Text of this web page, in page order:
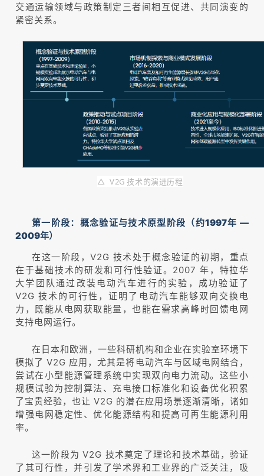
交通运输领域与政策制定三者间相互促进、共同演变的
紧密关系。
△ V2G 技术的演进历程
第一阶段：概念验证与技术原型阶段（约1997年 —
2009年）
在这一阶段，V2G 技术处于概念验证的初期，重点
在于基础技术的研发和可行性验证。2007 年，特拉华
大学团队通过改装电动汽车进行的实验，成功验证了
V2G 技术的可行性，证明了电动汽车能够双向交换电
力，既能从电网获取能量，也能在需求高峰时回馈电网
支持电网运行。
在日本和欧洲，一些科研机构和企业在实验室环境下
模拟了 V2G 应用，尤其是将电动汽车与区域电网结合，
尝试在小型能源管理系统中实现双向电力流动。这些小
规模试验为控制算法、充电接口标准化和设备优化积累
了宝贵经验，也让 V2G 的潜在应用场景逐渐清晰，诸如
增强电网稳定性、优化能源结构和提高可再生能源利用
率。
这一阶段为 V2G 技术奠定了理论和技术基础，验证
了其可行性，并引发了学术界和工业界的广泛关注，吸